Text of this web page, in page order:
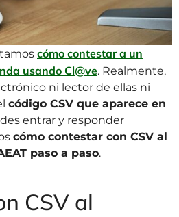
cómo contestar a un
usando Cl@ve. Realmente,
ni lector de ellas ni
código CSV que aparece en
entrar y responder
cómo contestar con CSV al
paso a paso.
CSV al